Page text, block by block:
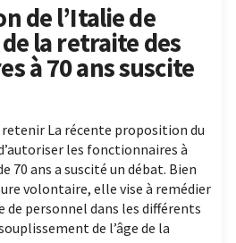
de l’Italie de
la retraite des
à 70 ans suscite
La récente proposition du
les fonctionnaires à
70 ans a suscité un débat. Bien
volontaire, elle vise à remédier
de personnel dans les différents
de l’âge de la